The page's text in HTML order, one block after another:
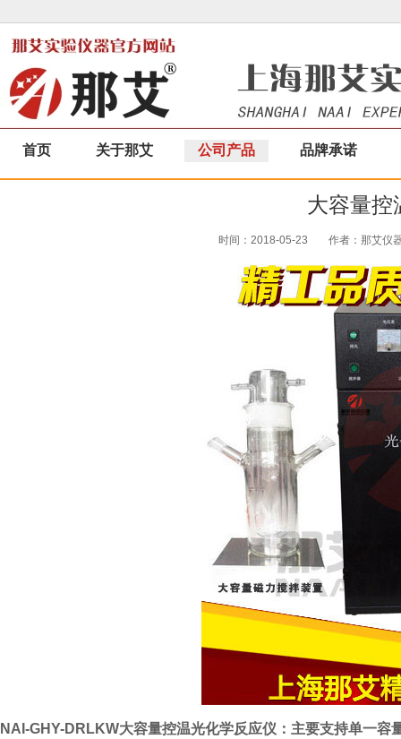
首页 关于那艾 公司产品 品牌承诺
大容量控
时间：2018-05-23 作者：那艾仪
NAI-GHY-DRLKW大容量控温光化学反应仪：主要支持单一